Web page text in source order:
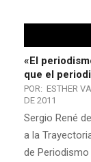
«El
que el
POR: ESTHER
DE 2011
Sergio René
a la
de